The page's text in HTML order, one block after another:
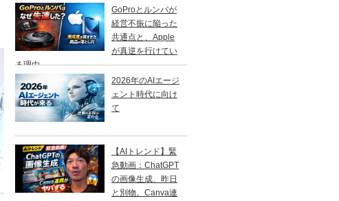
GoProとルンバが
経営不振に陥った
共通点と、Apple
が真逆を行けてい
る理由
2026年のAIエージ
ェント時代に向け
て
【AIトレンド】緊
急動画：ChatGPT
の画像生成、昨日
と別物。Canva連